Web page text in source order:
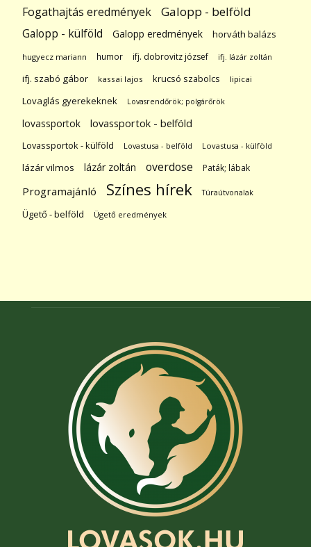
Fogathajtás eredmények Galopp - belföld
Galopp - külföld Galopp eredmények horváth balázs
hugyecz mariann humor ifj. dobrovitz józsef ifj. lázár zoltán
ifj. szabó gábor kassai lajos krucsó szabolcs lipicai
Lovaglás gyerekeknek Lovasrendőrök; polgárőrök
lovassportok lovassportok - belföld
Lovassportok - külföld Lovastusa - belföld Lovastusa - külföld
lázár vilmos lázár zoltán overdose Paták; lábak
Programajánló Színes hírek Túraútvonalak
Ügető - belföld Ügető eredmények